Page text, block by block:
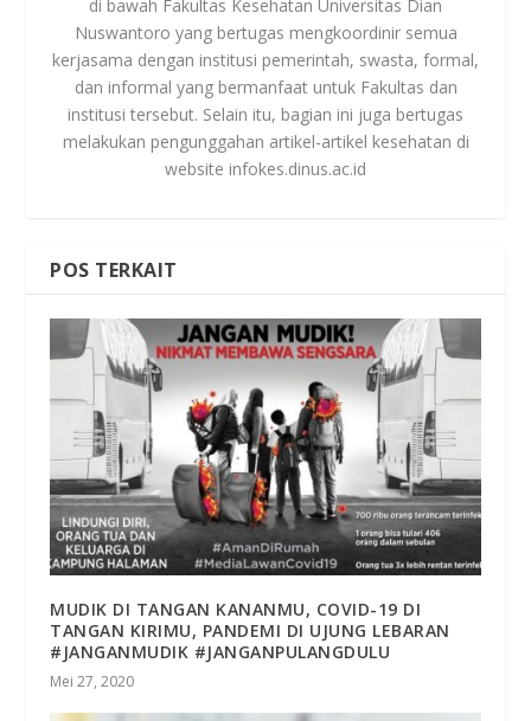
di bawah Fakultas Kesehatan Universitas Dian
Nuswantoro yang bertugas mengkoordinir semua
kerjasama dengan institusi pemerintah, swasta, formal,
dan informal yang bermanfaat untuk Fakultas dan
institusi tersebut. Selain itu, bagian ini juga bertugas
melakukan pengunggahan artikel-artikel kesehatan di
website infokes.dinus.ac.id
POS TERKAIT
MUDIK DI TANGAN KANANMU, COVID-19 DI
TANGAN KIRIMU, PANDEMI DI UJUNG LEBARAN
#JANGANMUDIK #JANGANPULANGDULU
Mei 27, 2020